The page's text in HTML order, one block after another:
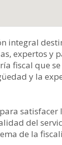
integral
expertos y
fiscal que
y la
satisfacer
del
de la